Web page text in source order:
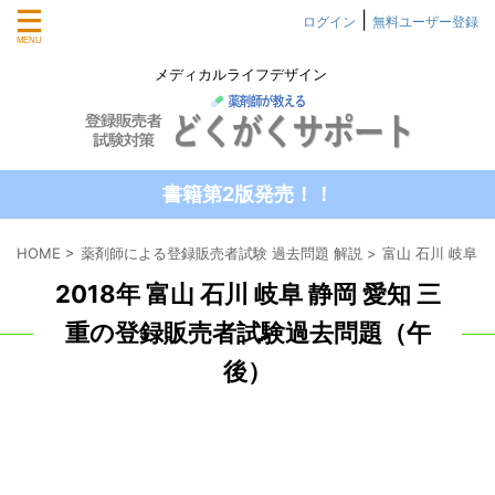
メディカルライフデザイン
ログイン 無料ユーザー登録
書籍第2版発売！！
HOME > 薬剤師による登録販売者試験 過去問題 解説 > 富山 石川 岐阜
2018年 富山 石川 岐阜 静岡 愛知 三
重の登録販売者試験過去問題（午
後）